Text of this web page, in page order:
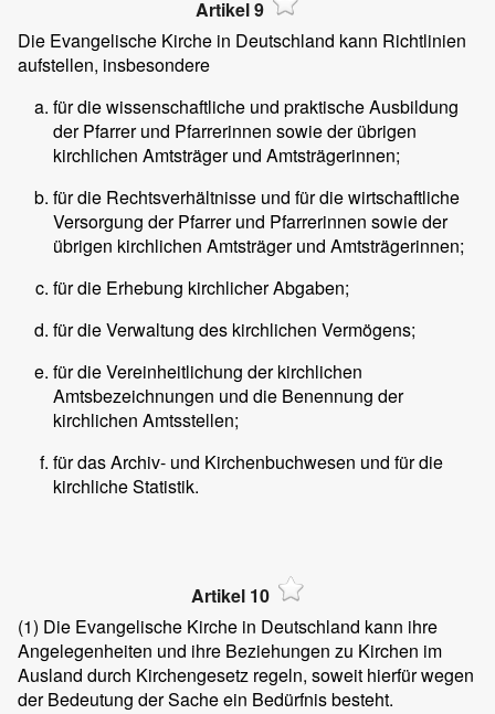
Artikel 9
Die Evangelische Kirche in Deutschland kann Richtlinien
aufstellen, insbesondere
für die wissenschaftliche und praktische Ausbildung
der Pfarrer und Pfarrerinnen sowie der übrigen
kirchlichen Amtsträger und Amtsträgerinnen;
für die Rechtsverhältnisse und für die wirtschaftliche
Versorgung der Pfarrer und Pfarrerinnen sowie der
übrigen kirchlichen Amtsträger und Amtsträgerinnen;
für die Erhebung kirchlicher Abgaben;
für die Verwaltung des kirchlichen Vermögens;
für die Vereinheitlichung der kirchlichen
Amtsbezeichnungen und die Benennung der
kirchlichen Amtsstellen;
für das Archiv- und Kirchenbuchwesen und für die
kirchliche Statistik.
Artikel 10
(1) Die Evangelische Kirche in Deutschland kann ihre
Angelegenheiten und ihre Beziehungen zu Kirchen im
Ausland durch Kirchengesetz regeln, soweit hierfür wegen
der Bedeutung der Sache ein Bedürfnis besteht.